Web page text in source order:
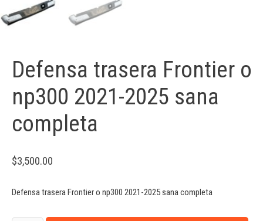
Defensa trasera Frontier o
np300 2021-2025 sana
completa
$3,500.00
Defensa trasera Frontier o np300 2021-2025 sana completa